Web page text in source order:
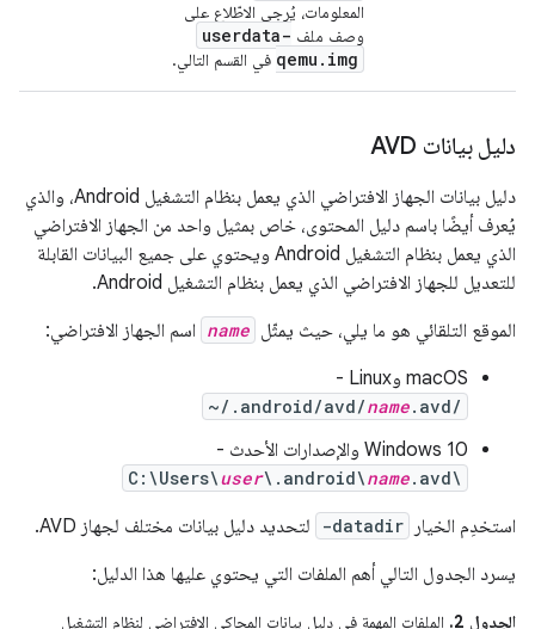
المعلومات، يُرجى الاطّلاع على
وصف ملف userdata-
qemu . img في القسم التالي.
دليل بيانات AVD
دليل بيانات الجهاز الافتراضي الذي يعمل بنظام التشغيل Android، والذي
يُعرف أيضًا باسم دليل المحتوى، خاص بمثيل واحد من الجهاز الافتراضي
الذي يعمل بنظام التشغيل Android ويحتوي على جميع البيانات القابلة
للتعديل للجهاز الافتراضي الذي يعمل بنظام التشغيل Android.
الموقع التلقائي هو ما يلي، حيث يمثّل name اسم الجهاز الافتراضي:
‫macOS وLinux -
~/.android/avd/name.avd/
‫Windows 10 والإصدارات الأحدث -
C:\Users\user\.android\name.avd\
استخدِم الخيار -datadir
لتحديد دليل بيانات مختلف لجهاز AVD.
يسرد الجدول التالي أهم الملفات التي يحتوي عليها هذا الدليل:
الجدول 2.
الملفات المهمة في دليل بيانات المحاكي الافتراضي لنظام التشغيل